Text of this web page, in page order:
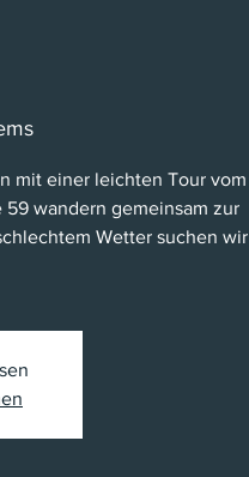
mit einer leichten Tour vom
wandern gemeinsam zur
Wetter suchen wir